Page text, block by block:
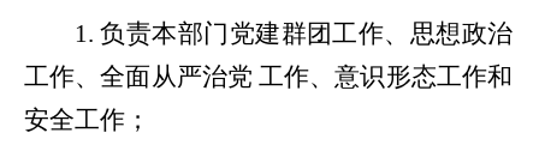
1.负责本部门党建群团工作、思想政治
工作、全面从严治党 工作、意识形态工作和
安全工作；